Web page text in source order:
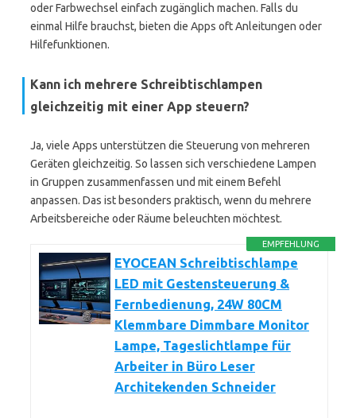
oder Farbwechsel einfach zugänglich machen. Falls du
einmal Hilfe brauchst, bieten die Apps oft Anleitungen oder
Hilfefunktionen.
Kann ich mehrere Schreibtischlampen
gleichzeitig mit einer App steuern?
Ja, viele Apps unterstützen die Steuerung von mehreren
Geräten gleichzeitig. So lassen sich verschiedene Lampen
in Gruppen zusammenfassen und mit einem Befehl
anpassen. Das ist besonders praktisch, wenn du mehrere
Arbeitsbereiche oder Räume beleuchten möchtest.
EMPFEHLUNG
EYOCEAN Schreibtischlampe
LED mit Gestensteuerung &
Fernbedienung, 24W 80CM
Klemmbare Dimmbare Monitor
Lampe, Tageslichtlampe für
Arbeiter in Büro Leser
Architekenden Schneider